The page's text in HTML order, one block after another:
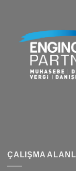
ÇALIŞMA